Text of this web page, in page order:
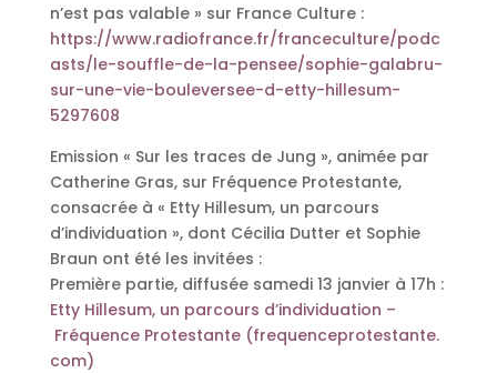
n’est pas valable » sur France Culture :
https://www.radiofrance.fr/franceculture/podc
asts/le-souffle-de-la-pensee/sophie-galabru-
sur-une-vie-bouleversee-d-etty-hillesum-
5297608
Emission « Sur les traces de Jung », animée par
Catherine Gras, sur Fréquence Protestante,
consacrée à « Etty Hillesum, un parcours
d’individuation », dont Cécilia Dutter et Sophie
Braun ont été les invitées :
Première partie, diffusée samedi 13 janvier à 17h :
Etty Hillesum, un parcours d’individuation –
Fréquence Protestante (frequenceprotestante.
com)